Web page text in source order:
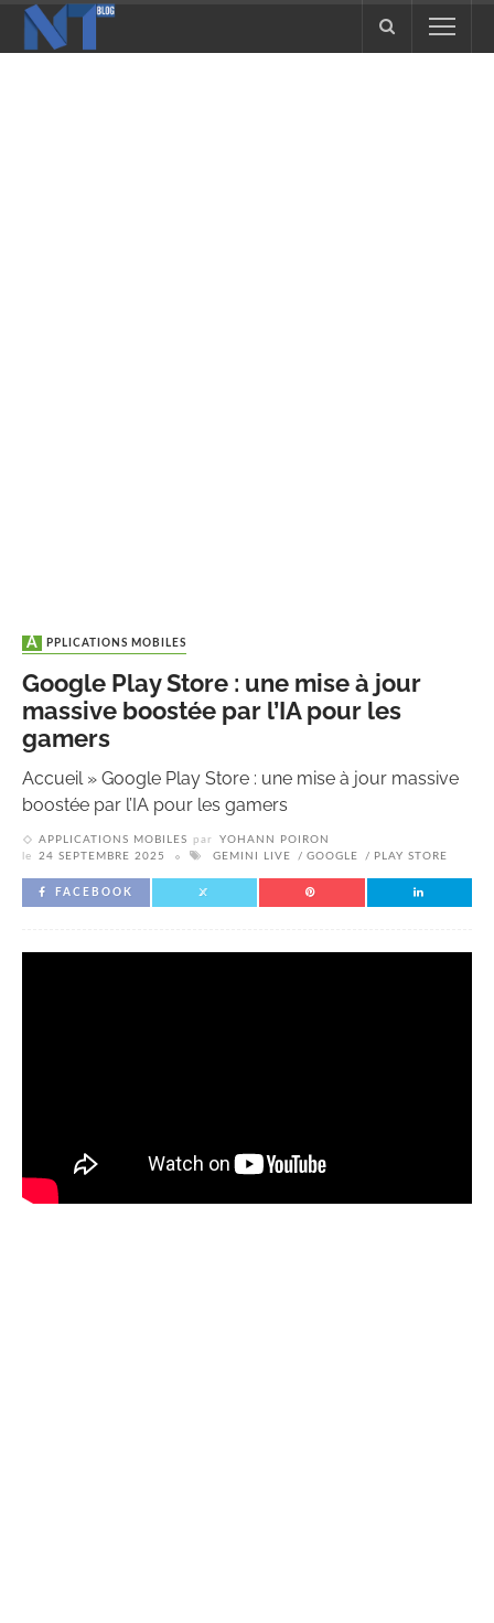
APPLICATIONS MOBILES
Google Play Store : une mise à jour
massive boostée par l’IA pour les
gamers
Accueil» Google Play Store : une mise à jour massive
boostée par l’IA pour les gamers
APPLICATIONS MOBILES par
YOHANN POIRON
le
24 SEPTEMBRE 2025 GEMINI LIVE GOOGLE PLAY STORE
FACEBOOK